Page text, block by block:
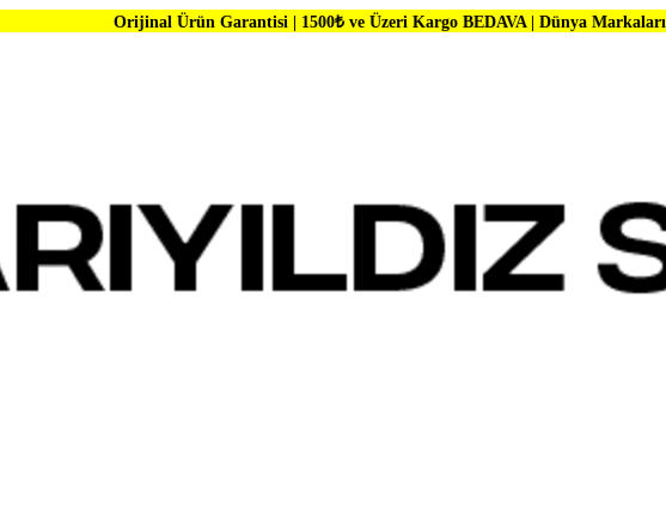
Orijinal Ürün Garantisi | 1500₺ ve Üzeri Kargo BEDAVA | Dünya Markalarında Büyük